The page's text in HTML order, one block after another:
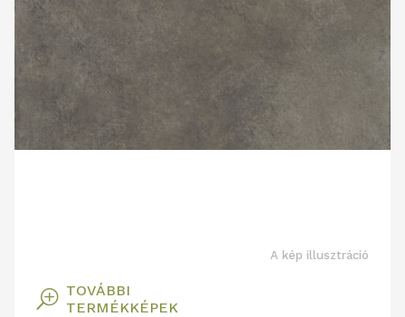
A kép illusztráció
T TOVÁBBI
TERMÉKKÉPEK